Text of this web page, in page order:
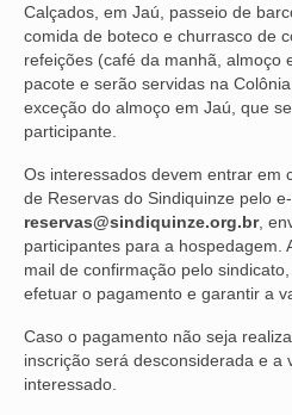
NOTÍCIAS
BOLETIM
VÍDEOS
CONVÊNIOS
SINDICALIZE-SE
JURÍDICO
APOSENTADOS
Calçados, em Jaú, passeio de
comida de boteco e churrasco de
refeições (café da manhã, almoço
pacote e serão servidas na
exceção do almoço em Jaú, que
participante.
Os interessados devem entrar em
de Reservas do Sindiquinze pelo
reservas@sindiquinze.org.br,
participantes para a hospedagem.
mail de confirmação pelo
efetuar o pagamento e garantir a
Caso o pagamento não seja
inscrição será desconsiderada e a
interessado.